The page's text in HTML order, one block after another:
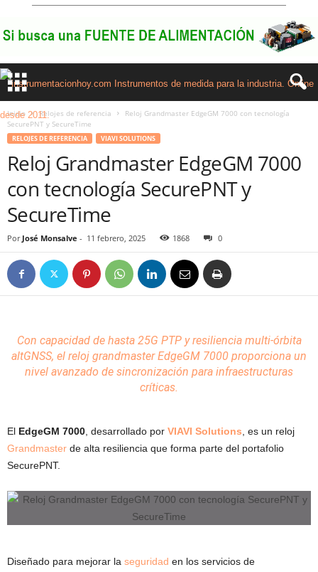
Inicio Relojes de referencia
Reloj Grandmaster EdgeGM 7000 con tecnología
SecurePNT y SecureTime
RELOJES DE REFERENCIA VIAVI SOLUTIONS
Reloj Grandmaster EdgeGM 7000
con tecnología SecurePNT y
SecureTime
Por José Monsalve - 11 febrero, 2025 1868 0
Con capacidad de hasta 25G PTP y resiliencia multi-órbita
altGNSS, el reloj grandmaster EdgeGM 7000 proporciona un
nivel avanzado de sincronización para infraestructuras
críticas.
El EdgeGM 7000 , desarrollado por VIAVI Solutions , es un reloj
Grandmaster de alta resiliencia que forma parte del portafolio
SecurePNT.
Diseñado para mejorar la seguridad en los servicios de